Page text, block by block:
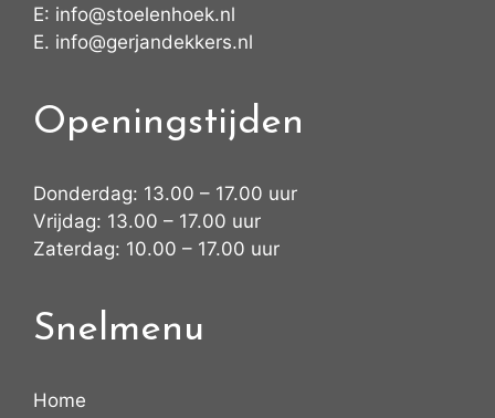
E: info@stoelenhoek.nl
E. info@gerjandekkers.nl
Openingstijden
Donderdag: 13.00 – 17.00 uur
Vrijdag: 13.00 – 17.00 uur
Zaterdag: 10.00 – 17.00 uur
Snelmenu
Home